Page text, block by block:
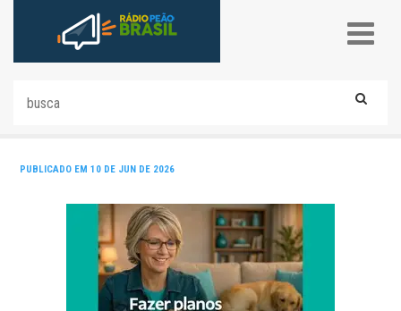
PUBLICADO EM 10 DE JUN DE 2026